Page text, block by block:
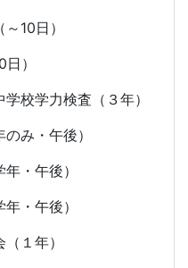
～ 10日）
日）
校学力検査（３年）
み・午後）
・午後）
・午後）
１年）